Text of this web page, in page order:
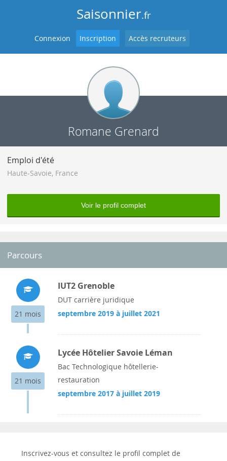
Saisonnier.fr
Connexion Inscription Accès recruteurs
Romane Grenard
Emploi d'été
Haute-Savoie, France
Voir le profil complet
Parcours
21 mois
IUT2 Grenoble
DUT carrière juridique
septembre 2019 à juillet 2021
21 mois
Lycée Hôtelier Savoie Léman
Bac Technologique hôtellerie-
restauration
septembre 2017 à juillet 2019
Inscrivez-vous et consultez le profil complet de